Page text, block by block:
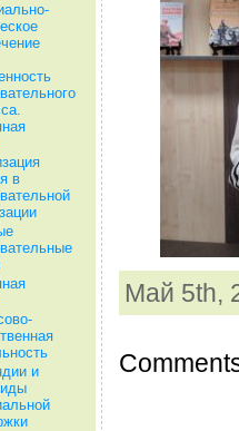
в
и
Май 5th,